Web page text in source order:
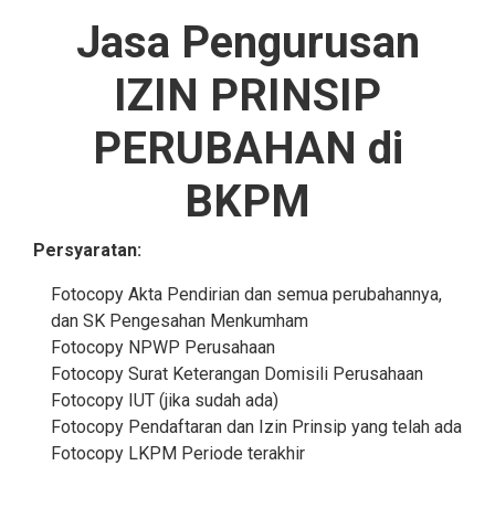
Jasa Pengurusan
IZIN PRINSIP
PERUBAHAN di
BKPM
Persyaratan:
Fotocopy Akta Pendirian dan semua perubahannya,
dan SK Pengesahan Menkumham
Fotocopy NPWP Perusahaan
Fotocopy Surat Keterangan Domisili Perusahaan
Fotocopy IUT (jika sudah ada)
Fotocopy Pendaftaran dan Izin Prinsip yang telah ada
Fotocopy LKPM Periode terakhir